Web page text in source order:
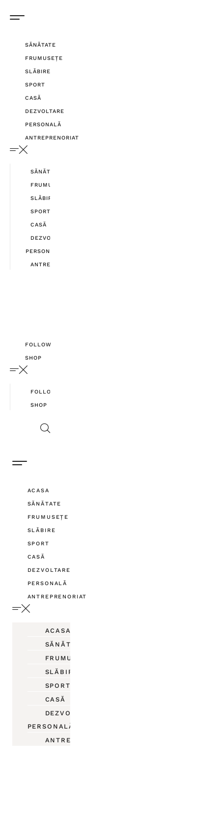
SĂNĂTATE
FRUMUSEȚE
SLĂBIRE
SPORT
CASĂ
DEZVOLTARE
PERSONALĂ
ANTREPRENORIAT
SĂNĂTATE
FRUMUSEȚE
SLĂBIRE
SPORT
CASĂ
DEZVOLTARE
PERSONALĂ
ANTREPRENORIAT
FOLLOW
SHOP
FOLLOW
SHOP
ACASA
SĂNĂTATE
FRUMUSEȚE
SLĂBIRE
SPORT
CASĂ
DEZVOLTARE
PERSONALĂ
ANTREPRENORIAT
ACASA
SĂNĂTATE
FRUMUSEȚE
SLĂBIRE
SPORT
CASĂ
DEZVOLTARE
PERSONALĂ
ANTREPRENORIAT